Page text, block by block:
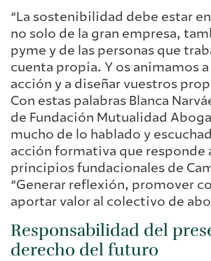
“La sostenibilidad debe estar
no solo de la gran empresa,
pyme y de las personas que
cuenta propia. Y os animamos a
acción y a diseñar vuestros
Con estas palabras Blanca
de Fundación Mutualidad
mucho de lo hablado y
acción formativa que responde
principios fundacionales de
“Generar reflexión, promover
aportar valor al colectivo de
Responsabilidad del
derecho del futuro